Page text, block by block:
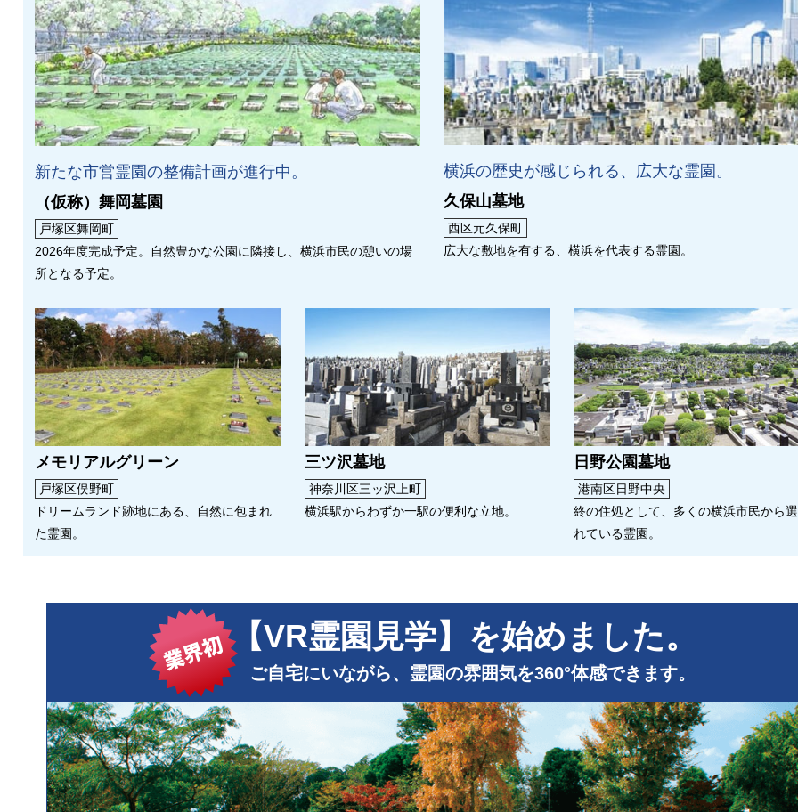
新たな市営霊園の整備計画が進行中。
（仮称）舞岡墓園
戸塚区舞岡町
2026年度完成予定。自然豊かな公園に隣接し、横浜市民の憩いの場
所となる予定。
横浜の歴史が感じられる、広大な霊園。
久保山墓地
西区元久保町
広大な敷地を有する、横浜を代表する霊園。
メモリアルグリーン
戸塚区俣野町
ドリームランド跡地にある、自然に包まれ
た霊園。
三ツ沢墓地
神奈川区三ッ沢上町
横浜駅からわずか一駅の便利な立地。
日野公園墓地
港南区日野中央
終の住処として、多くの横浜市民から
れている霊園。
【VR霊園見学】を始めました。
ご自宅にいながら、霊園の雰囲気を360°体感できます。